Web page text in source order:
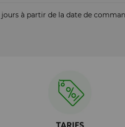
à partir de la date de